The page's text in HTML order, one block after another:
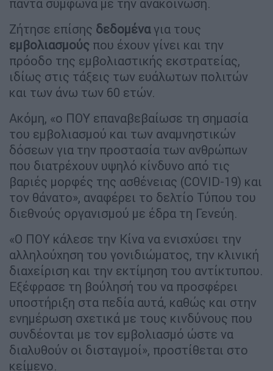
πάντα σύμφωνα με την ανακοίνωση.
Ζήτησε επίσης δεδομέναγια τους
εμβολιασμούς που έχουν γίνει και την
πρόοδο της εμβολιαστικής εκστρατείας,
ιδίως στις τάξεις των ευάλωτων πολιτών
και των άνω των 60 ετών.
Ακόμη, «ο ΠΟΥ επαναβεβαίωσε τη σημασία
του εμβολιασμού και των αναμνηστικών
δόσεων για την προστασία των ανθρώπων
που διατρέχουν υψηλό κίνδυνο από τις
βαριές μορφές της ασθένειας (COVID-19) και
τον θάνατο», αναφέρει το δελτίο Τύπου του
διεθνούς οργανισμού με έδρα τη Γενεύη.
«Ο ΠΟΥ κάλεσε την Κίνα να ενισχύσει την
αλληλούχηση του γονιδιώματος, την κλινική
διαχείριση και την εκτίμηση του αντίκτυπου.
Εξέφρασε τη βούλησή του να προσφέρει
υποστήριξη στα πεδία αυτά, καθώς και στην
ενημέρωση σχετικά με τους κινδύνους που
συνδέονται με τον εμβολιασμό ώστε να
διαλυθούν οι δισταγμοί», προστίθεται στο
κείμενο.